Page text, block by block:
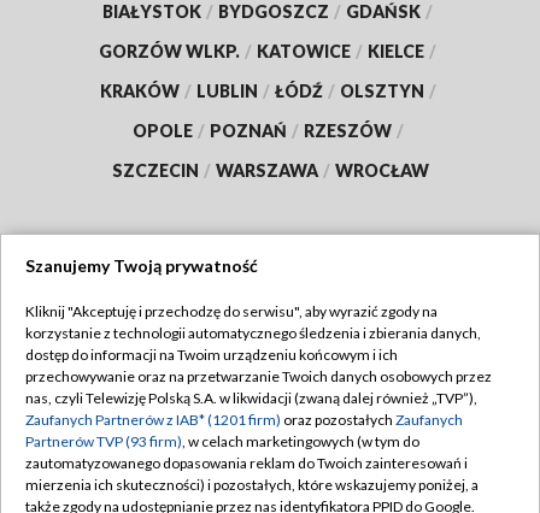
BIAŁYSTOK / BYDGOSZCZ / GDAŃSK /
GORZÓW WLKP. / KATOWICE / KIELCE /
KRAKÓW / LUBLIN / ŁÓDŹ / OLSZTYN /
OPOLE / POZNAŃ / RZESZÓW /
SZCZECIN / WARSZAWA / WROCŁAW
TVP
Abonament TVP
Emisja w TVP
Centrum informacji TVP
Naziemna Telewizja Cyfrowa
Regulamin TVP
Polityka prywatności
Moje zgody
Pomoc
Szanujemy Twoją prywatność
Kliknij "Akceptuję i przechodzę do serwisu", aby wyrazić zgody na
korzystanie z technologii automatycznego śledzenia i zbierania danych,
dostęp do informacji na Twoim urządzeniu końcowym i ich
przechowywanie oraz na przetwarzanie Twoich danych osobowych przez
nas, czyli Telewizję Polską S.A. w likwidacji (zwaną dalej również „TVP”),
Zaufanych Partnerów z IAB* (1201 firm) oraz pozostałych Zaufanych
Partnerów TVP (93 firm), w celach marketingowych (w tym do
zautomatyzowanego dopasowania reklam do Twoich zainteresowań i
mierzenia ich skuteczności) i pozostałych, które wskazujemy poniżej, a
także zgody na udostępnianie przez nas identyfikatora PPID do Google.